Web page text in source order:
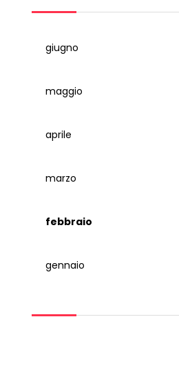
giugno
maggio
aprile
marzo
febbraio
gennaio